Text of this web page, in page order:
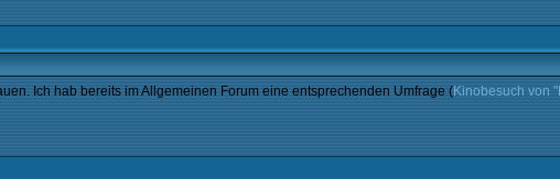
Ich hab bereits im Allgemeinen Forum eine entsprechenden Umfrage (Kinobesuch von